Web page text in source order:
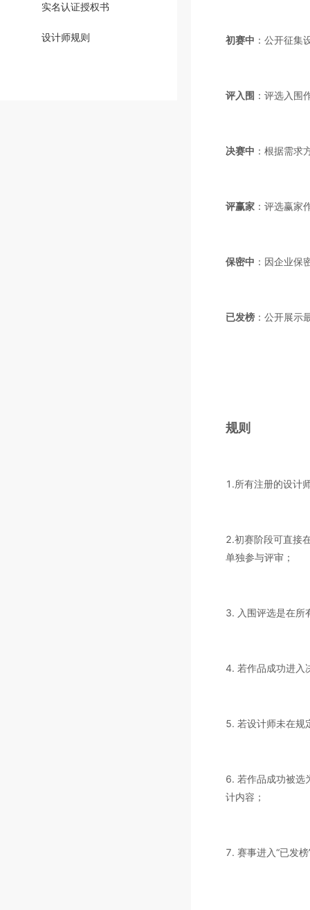
实名认证授权书
设计师规则 初赛中 ：公开征集
评入围 ：评选入围
决赛中 ：根据需求
评赢家：评选赢家
保密中 ：因企业保
已发榜：公开展示
规则
1.所有注册的设计
2.初赛阶段可直接
单独参与评审；
3. 入围评选是在所
4. 若作品成功进入
5. 若设计师未在规
6. 若作品成功被选
计内容；
7. 赛事进入“已发